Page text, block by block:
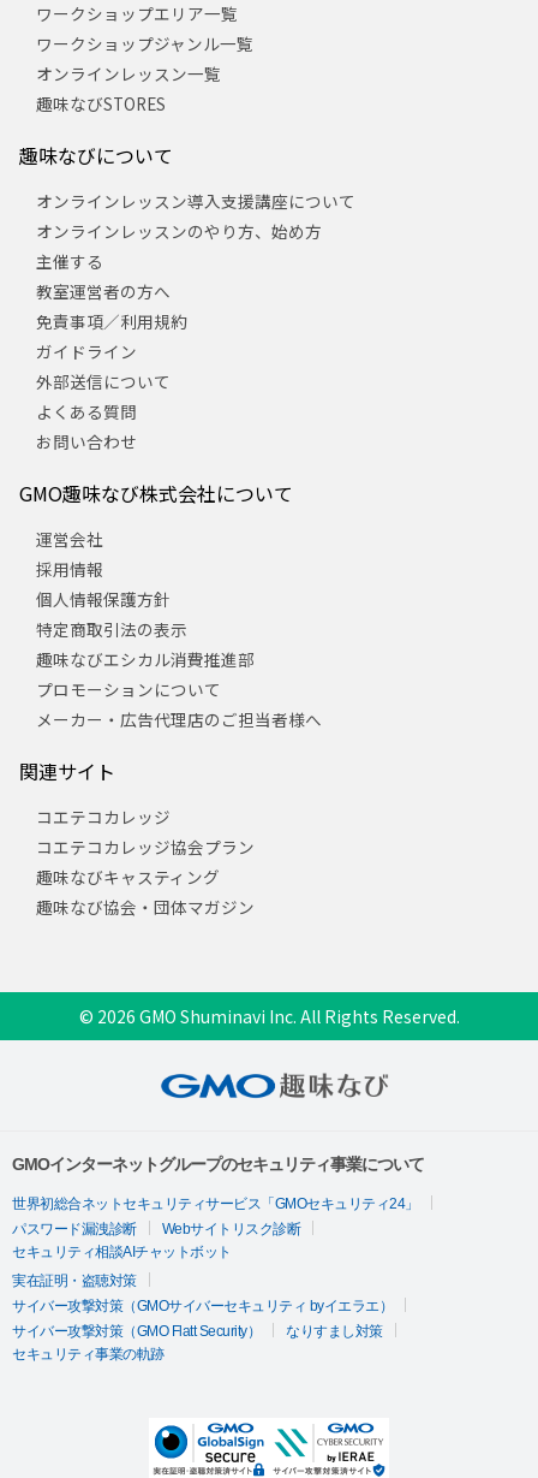
ワークショップエリア一覧
ワークショップジャンル一覧
オンラインレッスン一覧
趣味なびSTORES
趣味なびについて
オンラインレッスン導入支援講座について
オンラインレッスンのやり方、始め方
主催する
教室運営者の方へ
免責事項／利用規約
ガイドライン
外部送信について
よくある質問
お問い合わせ
GMO趣味なび株式会社について
運営会社
採用情報
個人情報保護方針
特定商取引法の表示
趣味なびエシカル消費推進部
プロモーションについて
メーカー・広告代理店のご担当者様へ
関連サイト
コエテコカレッジ
コエテコカレッジ協会プラン
趣味なびキャスティング
趣味なび協会・団体マガジン
© 2026 GMO Shuminavi Inc. All Rights Reserved.